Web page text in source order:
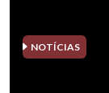
NOTÍCIAS